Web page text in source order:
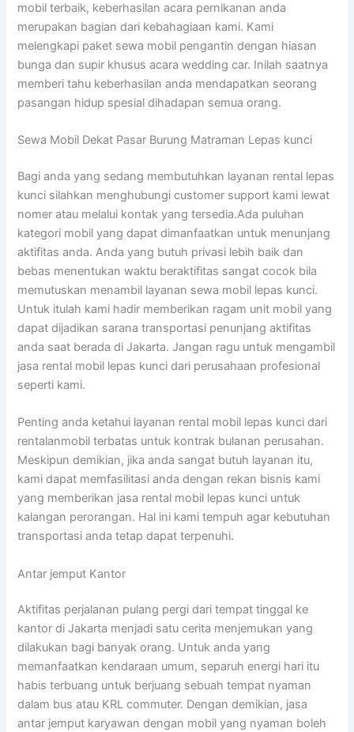
mobil terbaik, keberhasilan acara pernikanan anda
merupakan bagian dari kebahagiaan kami. Kami
melengkapi paket sewa mobil pengantin dengan hiasan
bunga dan supir khusus acara wedding car. Inilah saatnya
memberi tahu keberhasilan anda mendapatkan seorang
pasangan hidup spesial dihadapan semua orang.
Sewa Mobil Dekat Pasar Burung Matraman Lepas kunci
Bagi anda yang sedang membutuhkan layanan rental lepas
kunci silahkan menghubungi customer support kami lewat
nomer atau melalui kontak yang tersedia.Ada puluhan
kategori mobil yang dapat dimanfaatkan untuk menunjang
aktifitas anda. Anda yang butuh privasi lebih baik dan
bebas menentukan waktu beraktifitas sangat cocok bila
memutuskan menambil layanan sewa mobil lepas kunci.
Untuk itulah kami hadir memberikan ragam unit mobil yang
dapat dijadikan sarana transportasi penunjang aktifitas
anda saat berada di Jakarta. Jangan ragu untuk mengambil
jasa rental mobil lepas kunci dari perusahaan profesional
seperti kami.
Penting anda ketahui layanan rental mobil lepas kunci dari
rentalanmobil terbatas untuk kontrak bulanan perusahan.
Meskipun demikian, jika anda sangat butuh layanan itu,
kami dapat memfasilitasi anda dengan rekan bisnis kami
yang memberikan jasa rental mobil lepas kunci untuk
kalangan perorangan. Hal ini kami tempuh agar kebutuhan
transportasi anda tetap dapat terpenuhi.
Antar jemput Kantor
Aktifitas perjalanan pulang pergi dari tempat tinggal ke
kantor di Jakarta menjadi satu cerita menjemukan yang
dilakukan bagi banyak orang. Untuk anda yang
memanfaatkan kendaraan umum, separuh energi hari itu
habis terbuang untuk berjuang sebuah tempat nyaman
dalam bus atau KRL commuter. Dengan demikian, jasa
antar jemput karyawan dengan mobil yang nyaman boleh